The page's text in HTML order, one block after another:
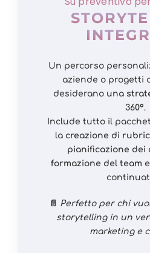
Un percorso
aziende o progetti
desiderano una
360°.
Include tutto il
la creazione di
pianificazione dei
formazione del team
📄 Perfetto per chi
storytelling in un
marketing e